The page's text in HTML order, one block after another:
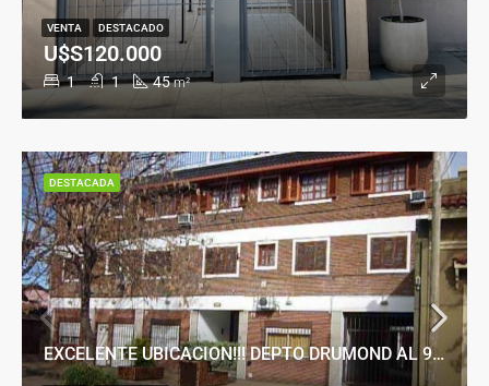
1 1 45 m²
U$S120.000
VENTA DESTACADO
EXCELENTE UBICACION!!! DEPTO DRUMOND AL 900
DESTACADA